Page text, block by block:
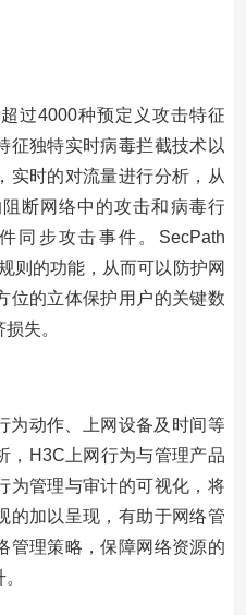
过4000种预定义攻击特征
征独特实时病毒拦截技术以
实时的对流量进行分析，从
断网络中的攻击和病毒行
同步攻击事件。SecPath
则的功能，从而可以防护网
位的立体保护用户的关键数
失。
为动作、上网设备及时间等
，H3C上网行为与管理产品
为管理与审计的可视化，将
的加以呈现，有助于网络管
管理策略，保障网络资源的